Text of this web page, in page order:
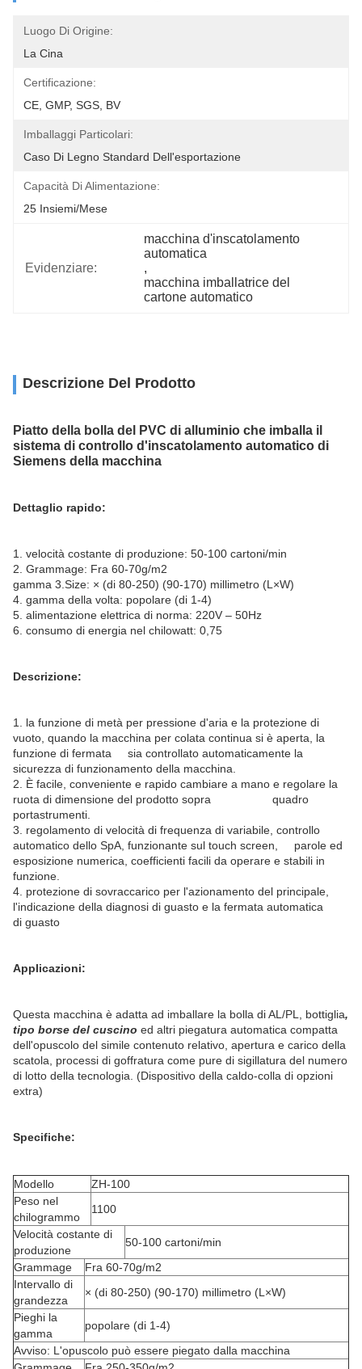
Luogo Di Origine:
La Cina
Certificazione:
CE, GMP, SGS, BV
Imballaggi Particolari:
Caso Di Legno Standard Dell'esportazione
Capacità Di Alimentazione:
25 Insiemi/mese
Evidenziare:
macchina d'inscatolamento
automatica
,
macchina imballatrice del
cartone automatico
Descrizione Del Prodotto
Piatto della bolla del PVC di alluminio che imballa il
sistema di controllo d'inscatolamento automatico di
Siemens della macchina
Dettaglio rapido:
1. velocità costante di produzione: 50-100 cartoni/min
2. Grammage: Fra 60-70g/m2
gamma 3.Size: × (di 80-250) (90-170) millimetro (L×W)
4. gamma della volta: popolare (di 1-4)
5. alimentazione elettrica di norma: 220V – 50Hz
6. consumo di energia nel chilowatt: 0,75
Descrizione:
1. la funzione di metà per pressione d'aria e la protezione di
vuoto, quando la macchina per colata continua si è aperta, la
funzione di fermata sia controllato automaticamente la
sicurezza di funzionamento della macchina.
2. È facile, conveniente e rapido cambiare a mano e regolare la
ruota di dimensione del prodotto sopra quadro
portastrumenti.
3. regolamento di velocità di frequenza di variabile, controllo
automatico dello SpA, funzionante sul touch screen, parole ed
esposizione numerica, coefficienti facili da operare e stabili in
funzione.
4. protezione di sovraccarico per l'azionamento del principale,
l'indicazione della diagnosi di guasto e la fermata automatica
di guasto
Applicazioni:
Questa macchina è adatta ad imballare la bolla di AL/PL, bottiglia,
tipo borse del cuscino ed altri piegatura automatica compatta
dell'opuscolo del simile contenuto relativo, apertura e carico della
scatola, processi di goffratura come pure di sigillatura del numero
di lotto della tecnologia. (Dispositivo della caldo-colla di opzioni
extra)
Specifiche:
Modello
ZH-100
Peso nel
chilogrammo
1100
Velocità costante di
produzione
50-100 cartoni/min
Grammage
Fra 60-70g/m2
Intervallo di
grandezza
× (di 80-250) (90-170) millimetro (L×W)
Pieghi la
gamma
popolare (di 1-4)
Avviso: L'opuscolo può essere piegato dalla macchina